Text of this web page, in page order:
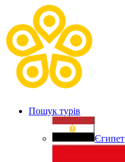
Пошук турів
Єгипет